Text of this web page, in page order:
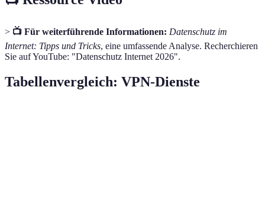
> 📺 Für weiterführende Informationen: Datenschutz im
Internet: Tipps und Tricks, eine umfassende Analyse. Recherchieren
Sie auf YouTube: "Datenschutz Internet 2026".
Tabellenvergleich: VPN-Dienste